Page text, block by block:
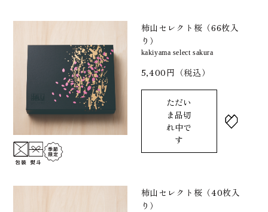
柿山セレクト桜（66枚入
り）
kakiyama select sakura
5,400円（税込）
ただい
ま品切
れ中で
す
柿山セレクト桜（40枚入
り）